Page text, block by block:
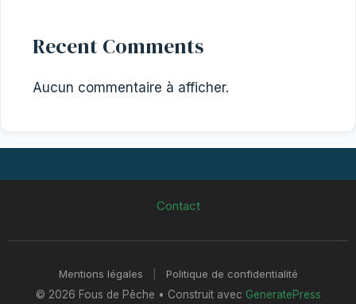
Recent Comments
Aucun commentaire à afficher.
Contact
Mentions légales
Politique de confidentialité
© 2026 Fous de Pêche • Construit avec GeneratePress